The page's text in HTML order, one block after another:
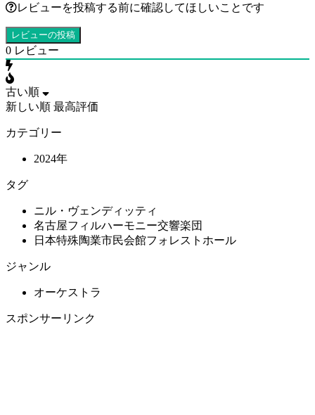
レビューを投稿する前に確認してほしいことです
0 レビュー
古い順
新しい順 最高評価
カテゴリー
2024年
タグ
ニル・ヴェンディッティ
名古屋フィルハーモニー交響楽団
日本特殊陶業市民会館フォレストホール
ジャンル
オーケストラ
スポンサーリンク